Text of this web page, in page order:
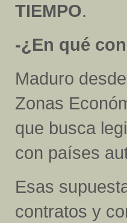
TIEMPO.
-¿En qué
Maduro
Zonas
que busca
con países
Esas
contratos y